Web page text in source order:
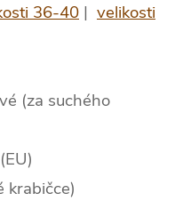
36-40 | velikosti
(za suchého
krabičce)